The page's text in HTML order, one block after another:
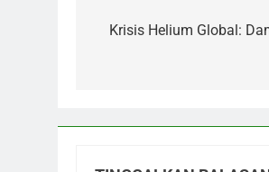
pos
Krisis Helium Global: